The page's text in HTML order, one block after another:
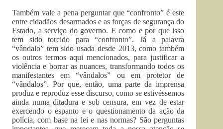
Também vale a pena perguntar que “confronto” é este
entre cidadãos desarmados e as forças de segurança do
Estado, a serviço do governo. E como e por que isso
tem sido torcido para “confronto”. Já a palavra
“vândalo” tem sido usada desde 2013, como também
os outros termos aqui mencionados, para justificar a
violência e borrar as nuances, transformando todos os
manifestantes em “vândalos” ou em protetor de
“vândalos”. Por que, então, uma parte da imprensa
produz e reproduz esse discurso, como se estivéssemos
ainda numa ditadura e sob censura, em vez de estar
exercendo o espanto e o questionamento da ação da
polícia, com base na lei e nas normas? São perguntas